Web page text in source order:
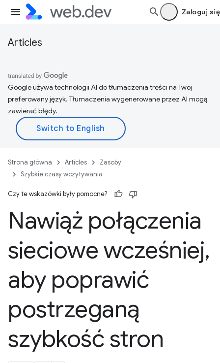
Zaloguj się
Articles
Google używa technologii AI do tłumaczenia treści na Twój
preferowany język. Tłumaczenia wygenerowane przez AI mogą
zawierać błędy.
Strona główna Articles
Zasoby
Szybkie czasy wczytywania
Czy te wskazówki były pomocne?
Nawiąż połączenia
sieciowe wcześniej,
aby poprawić
postrzeganą
szybkość stron